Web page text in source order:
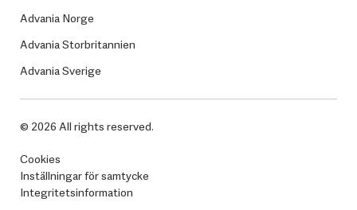
Advania Norge
Advania Storbritannien
Advania Sverige
© 2026 All rights reserved.
Cookies
Inställningar för samtycke
Integritetsinformation